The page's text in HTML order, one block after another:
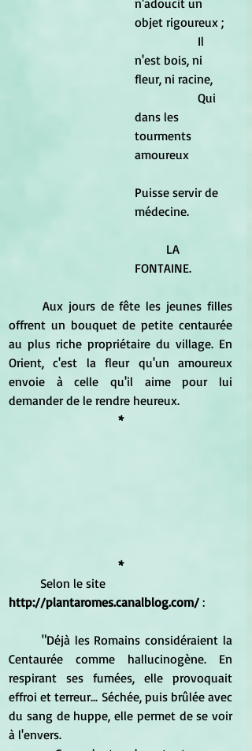
n'adoucit un
objet rigoureux ;
n'est bois, ni
fleur, ni racine,
dans les
tourments
amoureux
Puisse servir de
médecine.
FONTAINE.
offrent un bouquet de petite centaurée
au plus riche propriétaire du village. En
Orient, c'est la fleur qu'un amoureux
envoie à celle qu'il aime pour lui
demander de le rendre heureux.
*
*
	Selon le site
http://plantaromes.canalblog.com/ :
Centaurée comme hallucinogène. En
respirant ses fumées, elle provoquait
effroi et terreur... Séchée, puis brûlée avec
du sang de huppe, elle permet de se voir
à l'envers.